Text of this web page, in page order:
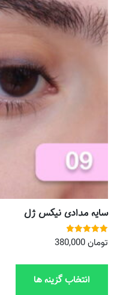
سایه مدادی نیکس ژل
نمره
5.00
تومان
انتخاب گزینه ها